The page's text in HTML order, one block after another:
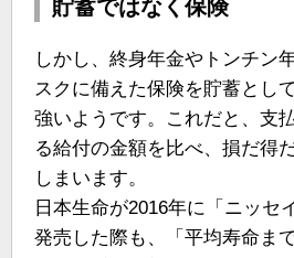
貯蓄ではなく保険
しかし、終身年金やトンチン
スクに備えた保険を貯蓄とし
強いようです。これだと、支
る給付の金額を比べ、損だ得
しまいます。
日本生命が2016年に「ニッセ
発売した際も、「平均寿命ま